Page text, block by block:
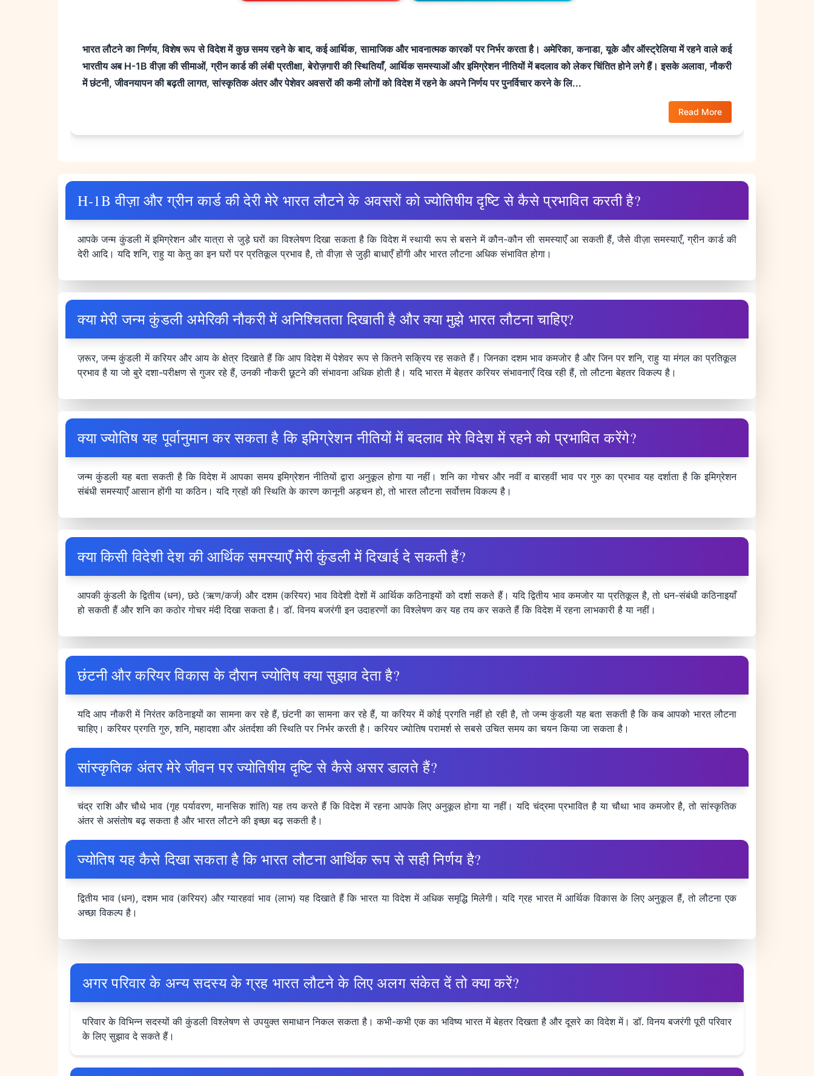
भारत लौटने का निर्णय, विशेष रूप से विदेश में कुछ समय रहने के बाद, कई आर्थिक, सामाजिक और भावनात्मक कारकों पर निर्भर करता है। अमेरिका, कनाडा, यूके और ऑस्ट्रेलिया में रहने वाले कई
भारतीय अब H-1B वीज़ा की सीमाओं, ग्रीन कार्ड की लंबी प्रतीक्षा, बेरोज़गारी की स्थितियाँ, आर्थिक समस्याओं और इमिग्रेशन नीतियों में बदलाव को लेकर चिंतित होने लगे हैं। इसके अलावा, नौकरी
में छंटनी, जीवनयापन की बढ़ती लागत, सांस्कृतिक अंतर और पेशेवर अवसरों की कमी लोगों को विदेश में रहने के अपने निर्णय पर पुनर्विचार करने के लि...
Read More
H-1B वीज़ा और ग्रीन कार्ड की देरी मेरे भारत लौटने के अवसरों को ज्योतिषीय दृष्टि से कैसे प्रभावित करती है?
आपके जन्म कुंडली में इमिग्रेशन और यात्रा से जुड़े घरों का विश्लेषण दिखा सकता है कि विदेश में स्थायी रूप से बसने में कौन-कौन सी समस्याएँ आ सकती हैं, जैसे वीज़ा समस्याएँ, ग्रीन कार्ड की
देरी आदि। यदि शनि, राहु या केतु का इन घरों पर प्रतिकूल प्रभाव है, तो वीज़ा से जुड़ी बाधाएँ होंगी और भारत लौटना अधिक संभावित होगा।
क्या मेरी जन्म कुंडली अमेरिकी नौकरी में अनिश्चितता दिखाती है और क्या मुझे भारत लौटना चाहिए?
ज़रूर, जन्म कुंडली में करियर और आय के क्षेत्र दिखाते हैं कि आप विदेश में पेशेवर रूप से कितने सक्रिय रह सकते हैं। जिनका दशम भाव कमजोर है और जिन पर शनि, राहु या मंगल का प्रतिकूल
प्रभाव है या जो बुरे दशा-परीक्षण से गुजर रहे हैं, उनकी नौकरी छूटने की संभावना अधिक होती है। यदि भारत में बेहतर करियर संभावनाएँ दिख रही हैं, तो लौटना बेहतर विकल्प है।
क्या ज्योतिष यह पूर्वानुमान कर सकता है कि इमिग्रेशन नीतियों में बदलाव मेरे विदेश में रहने को प्रभावित करेंगे?
जन्म कुंडली यह बता सकती है कि विदेश में आपका समय इमिग्रेशन नीतियों द्वारा अनुकूल होगा या नहीं। शनि का गोचर और नवीं व बारहवीं भाव पर गुरु का प्रभाव यह दर्शाता है कि इमिग्रेशन
संबंधी समस्याएँ आसान होंगी या कठिन। यदि ग्रहों की स्थिति के कारण कानूनी अड़चन हो, तो भारत लौटना सर्वोत्तम विकल्प है।
क्या किसी विदेशी देश की आर्थिक समस्याएँ मेरी कुंडली में दिखाई दे सकती हैं?
आपकी कुंडली के द्वितीय (धन), छठे (ऋण/कर्ज) और दशम (करियर) भाव विदेशी देशों में आर्थिक कठिनाइयों को दर्शा सकते हैं। यदि द्वितीय भाव कमजोर या प्रतिकूल है, तो धन-संबंधी कठिनाइयाँ
हो सकती हैं और शनि का कठोर गोचर मंदी दिखा सकता है। डॉ. विनय बजरंगी इन उदाहरणों का विश्लेषण कर यह तय कर सकते हैं कि विदेश में रहना लाभकारी है या नहीं।
छंटनी और करियर विकास के दौरान ज्योतिष क्या सुझाव देता है?
यदि आप नौकरी में निरंतर कठिनाइयों का सामना कर रहे हैं, छंटनी का सामना कर रहे हैं, या करियर में कोई प्रगति नहीं हो रही है, तो जन्म कुंडली यह बता सकती है कि कब आपको भारत लौटना
चाहिए। करियर प्रगति गुरु, शनि, महादशा और अंतर्दशा की स्थिति पर निर्भर करती है। करियर ज्योतिष परामर्श से सबसे उचित समय का चयन किया जा सकता है।
सांस्कृतिक अंतर मेरे जीवन पर ज्योतिषीय दृष्टि से कैसे असर डालते हैं?
चंद्र राशि और चौथे भाव (गृह पर्यावरण, मानसिक शांति) यह तय करते हैं कि विदेश में रहना आपके लिए अनुकूल होगा या नहीं। यदि चंद्रमा प्रभावित है या चौथा भाव कमजोर है, तो सांस्कृतिक
अंतर से असंतोष बढ़ सकता है और भारत लौटने की इच्छा बढ़ सकती है।
ज्योतिष यह कैसे दिखा सकता है कि भारत लौटना आर्थिक रूप से सही निर्णय है?
द्वितीय भाव (धन), दशम भाव (करियर) और ग्यारहवां भाव (लाभ) यह दिखाते हैं कि भारत या विदेश में अधिक समृद्धि मिलेगी। यदि ग्रह भारत में आर्थिक विकास के लिए अनुकूल हैं, तो लौटना एक
अच्छा विकल्प है।
अगर परिवार के अन्य सदस्य के ग्रह भारत लौटने के लिए अलग संकेत दें तो क्या करें?
परिवार के विभिन्न सदस्यों की कुंडली विश्लेषण से उपयुक्त समाधान निकल सकता है। कभी-कभी एक का भविष्य भारत में बेहतर दिखता है और दूसरे का विदेश में। डॉ. विनय बजरंगी पूरी परिवार
के लिए सुझाव दे सकते हैं।